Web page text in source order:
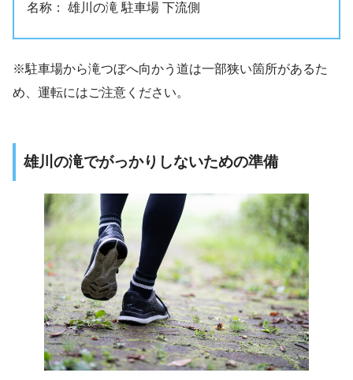
名称： 雄川の滝 駐車場 下流側
※駐車場から滝つぼへ向かう道は一部狭い箇所があるた
め、運転にはご注意ください。
雄川の滝でがっかりしないための準備